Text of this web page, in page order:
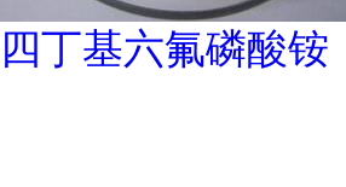
四丁基六氟磷酸铵